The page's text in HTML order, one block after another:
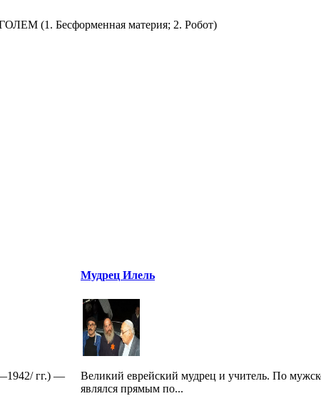
(1. Бесформенная материя; 2. Робот)
гг.) —
Мудрец Илель
Великий еврейский мудрец и учитель. По
являлся прямым по...